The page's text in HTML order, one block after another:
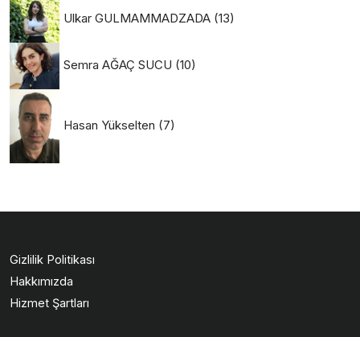
Ulkar GULMAMMADZADA (13)
Semra AĞAÇ SUCU (10)
Hasan Yükselten (7)
Gizlilik Politikası
Hakkımızda
Hizmet Şartları